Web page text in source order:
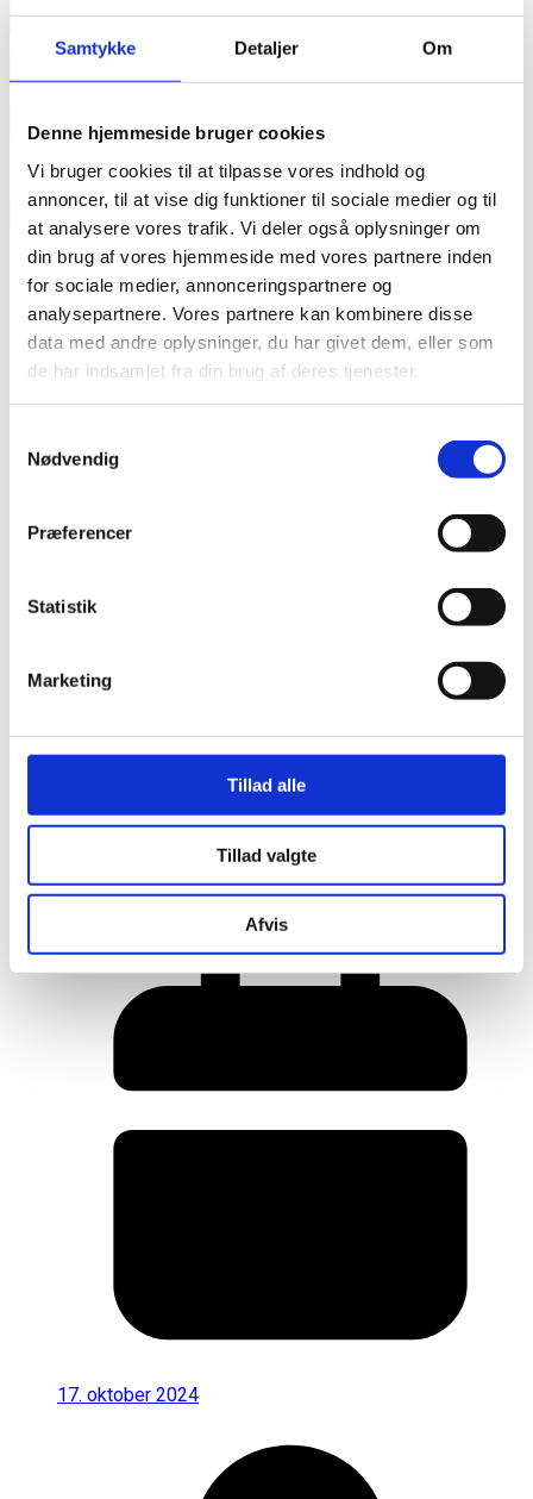
Samtykke Detaljer Om
Denne hjemmeside bruger cookies
Vi bruger cookies til at tilpasse vores indhold og
annoncer, til at vise dig funktioner til sociale medier og til
at analysere vores trafik. Vi deler også oplysninger om
din brug af vores hjemmeside med vores partnere inden
for sociale medier, annonceringspartnere og
analysepartnere. Vores partnere kan kombinere disse
data med andre oplysninger, du har givet dem, eller som
de har indsamlet fra din brug af deres tjenester.
Nødvendig
Præferencer
Statistik
Marketing
Tillad alle
Tillad valgte
Afvis
annonce
Like us
RAINBOW BUSINESS DENMARK
Her er alle vinderne fra årets Danish
Rainbow Awards
17. oktober 2024